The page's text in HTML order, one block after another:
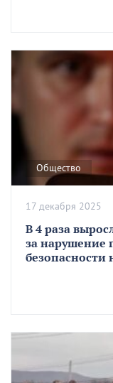
Общество
В 4 раза
за нарушение
безопасности
17 декабря 2025